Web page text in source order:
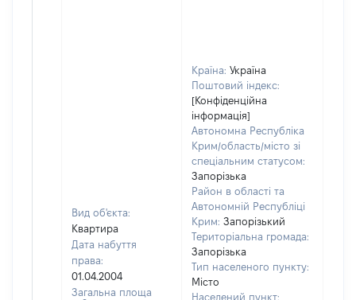
Вид об'єкта:
Квартира
Дата набуття
права:
01.04.2004
Загальна площа
Країна: Україна
Поштовий індекс:
[Конфіденційна
інформація]
Автономна Республіка
Крим/область/місто зі
спеціальним статусом:
Запорізька
Район в області та
Автономній Республіці
Крим: Запорізький
Територіальна громада:
Запорізька
Тип населеного пункту:
Місто
Населений пункт: